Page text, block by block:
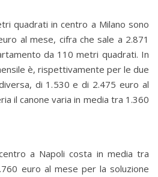
quadrati in centro a Milano sono
al mese, cifra che sale a 2.871
da 110 metri quadrati. In
è, rispettivamente per le due
di 1.530 e di 2.475 euro al
il canone varia in media tra 1.360
a Napoli costa in media tra
euro al mese per la soluzione